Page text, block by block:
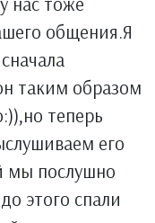
общения.Я
таким образом
теперь
его
мы послушно
этого спали